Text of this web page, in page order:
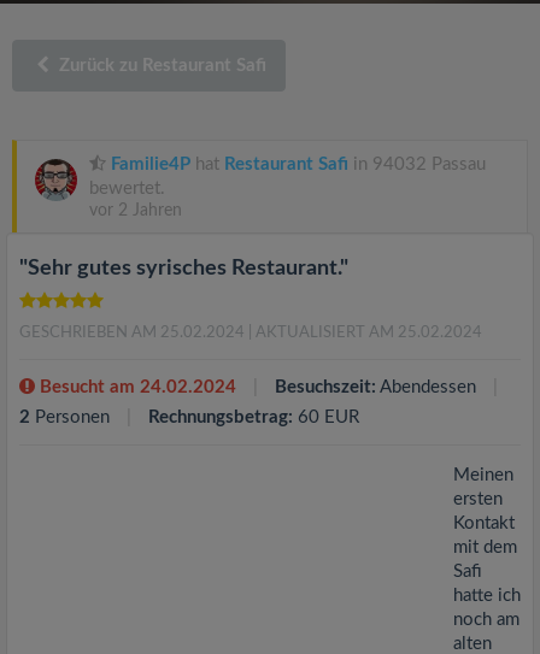
Zurück zu Restaurant Safi
Familie4P hat Restaurant Safi in 94032 Passau
bewertet.
vor 2 Jahren
"Sehr gutes syrisches Restaurant."
GESCHRIEBEN AM 25.02.2024 | AKTUALISIERT AM 25.02.2024
Besucht am 24.02.2024 Besuchszeit: Abendessen
2 Personen Rechnungsbetrag: 60 EUR
Meinen
ersten
Kontakt
mit dem
Safi
hatte ich
noch am
alten
a
t